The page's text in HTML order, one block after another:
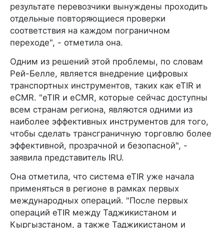
результате перевозчики вынуждены проходить
отдельные повторяющиеся проверки
соответствия на каждом пограничном
переходе", - отметила она.
Одним из решений этой проблемы, по словам
Рей-Белле, является внедрение цифровых
транспортных инструментов, таких как eTIR и
eCMR. "eTIR и eCMR, которые сейчас доступны
всем странам региона, являются одними из
наиболее эффективных инструментов для того,
чтобы сделать трансграничную торговлю более
эффективной, прозрачной и безопасной", -
заявила представитель IRU.
Она отметила, что система eTIR уже начала
применяться в регионе в рамках первых
международных операций. "После первых
операций eTIR между Таджикистаном и
Кыргызстаном, а также Таджикистаном и